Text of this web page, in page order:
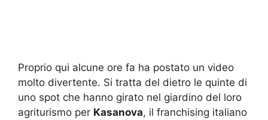
Proprio qui alcune ore fa ha postato un video
molto divertente. Si tratta del dietro le quinte di
uno spot che hanno girato nel giardino del loro
agriturismo per Kasanova, il franchising italiano